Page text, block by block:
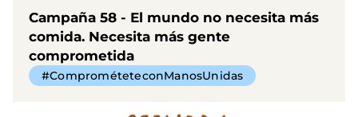
Campaña 58 - El mundo no necesita más
comida. Necesita más gente
comprometida
#ComprométeteconManosUnidas